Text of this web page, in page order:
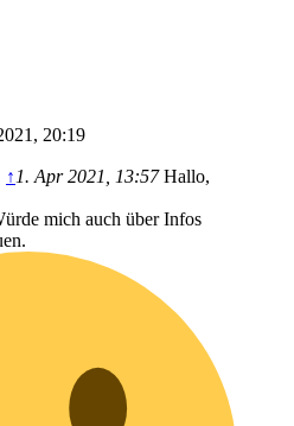
20:19
↑ 1. Apr 2021, 13:57Hallo,
mich auch über Infos